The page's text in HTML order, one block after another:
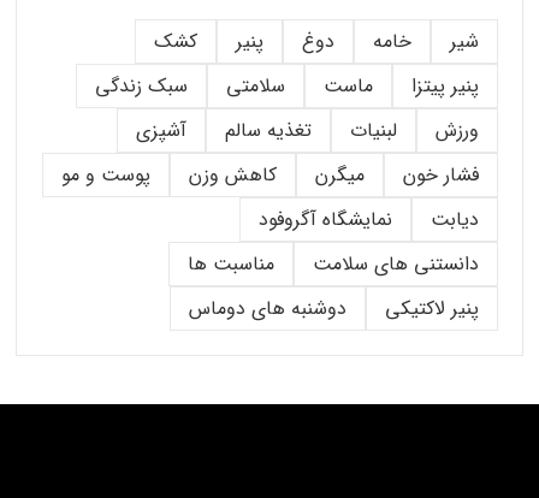
شیر خامه دوغ پنیر
کشک
پنیر پیتزا
ماست سلامتی
سبک زندگی
ورزش
لبنیات تغذیه سالم
آشپزی
فشار خون
میگرن کاهش وزن
پوست و مو
دیابت
نمایشگاه آگروفود
دانستنی های سلامت
مناسبت ها
پنیر لاکتیکی
دوشنبه های دوماس